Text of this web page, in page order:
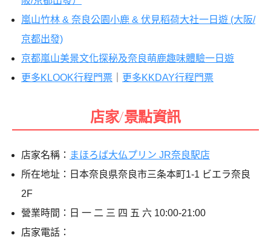
嵐山竹林 & 奈良公園小鹿 & 伏見稻荷大社一日遊 (大阪/
京都出發)
京都嵐山美景文化探秘及奈良萌鹿趣味體驗一日遊
更多KLOOK行程門票
更多KKDAY行程門票
店家/景點資訊
店家名稱： まほろば大仏プリン JR奈良駅店
所在地址：日本奈良県奈良市三条本町1-1 ビエラ奈良
2F
營業時間：日 一 二 三 四 五 六 10:00-21:00
店家電話：